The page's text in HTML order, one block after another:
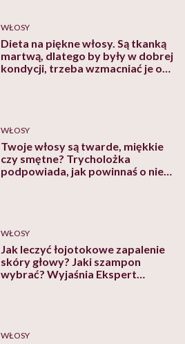
WŁOSY
Dieta na piękne włosy. Są tkanką
martwą, dlatego by były w dobrej
kondycji, trzeba wzmacniać je od
WŁOSY
Twoje włosy są twarde, miękkie
czy smętne? Trycholożka
podpowiada, jak powinnaś o nie
WŁOSY
Jak leczyć łojotokowe zapalenie
skóry głowy? Jaki szampon
wybrać? Wyjaśnia Ekspert
WŁOSY